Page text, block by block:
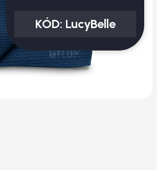
KÓD: LucyBelle